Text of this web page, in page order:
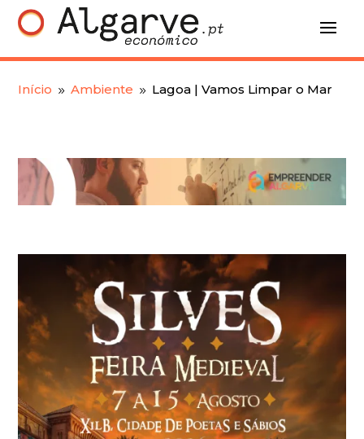
Início 9 Ambiente 9 Lagoa | Vamos Limpar o Mar